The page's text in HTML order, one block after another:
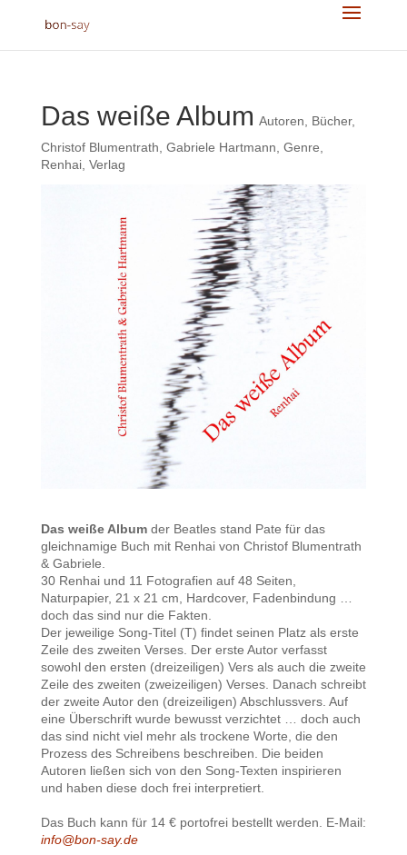
Das weiße Album Autoren Bücher,
Christof Blumentrath Gabriele Hartmann Genre
Renhai, Verlag
Das weiße Album der Beatles stand Pate für das
gleichnamige Buch mit Renhai von Christof Blumentrath
& Gabriele.
30 Renhai und 11 Fotografien auf 48 Seiten,
Naturpapier, 21 x 21 cm, Hardcover, Fadenbindung …
doch das sind nur die Fakten.
Der jeweilige Song-Titel (T) findet seinen Platz als erste
Zeile des zweiten Verses. Der erste Autor verfasst
sowohl den ersten (dreizeiligen) Vers als auch die zweite
Zeile des zweiten (zweizeiligen) Verses. Danach schreibt
der zweite Autor den (dreizeiligen) Abschlussvers. Auf
eine Überschrift wurde bewusst verzichtet … doch auch
das sind nicht viel mehr als trockene Worte, die den
Prozess des Schreibens beschreiben. Die beiden
Autoren ließen sich von den Song-Texten inspirieren
und haben diese doch frei interpretiert.
Das Buch kann für 14 € portofrei bestellt werden. E-Mail:
info@bon-say.de